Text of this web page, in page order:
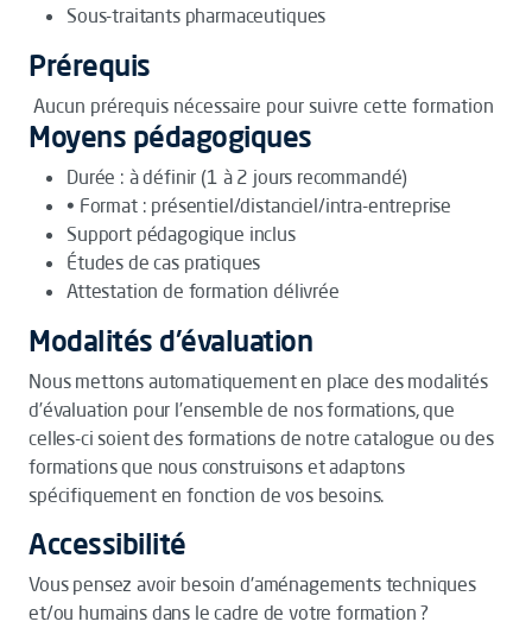
Sous-traitants pharmaceutiques
Prérequis
Aucun prérequis nécessaire pour suivre cette formation
Moyens pédagogiques
Durée : à définir (1 à 2 jours recommandé)
• Format : présentiel/distanciel/intra-entreprise
Support pédagogique inclus
Études de cas pratiques
Attestation de formation délivrée
Modalités d'évaluation
Nous mettons automatiquement en place des modalités
d’évaluation pour l’ensemble de nos formations, que
celles-ci soient des formations de notre catalogue ou des
formations que nous construisons et adaptons
spécifiquement en fonction de vos besoins.
Accessibilité
Vous pensez avoir besoin d'aménagements techniques
et/ou humains dans le cadre de votre formation ?